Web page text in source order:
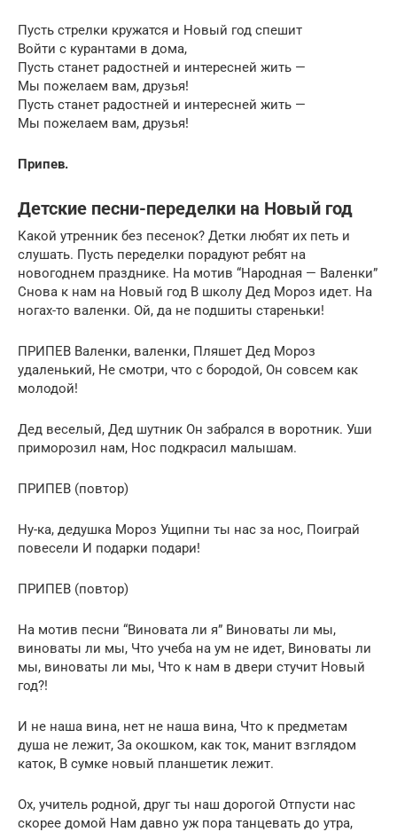
Пусть стрелки кружатся и Новый год спешит
Войти с курантами в дома,
Пусть станет радостней и интересней жить —
Мы пожелаем вам, друзья!
Пусть станет радостней и интересней жить —
Мы пожелаем вам, друзья!
Припев.
Детские песни-переделки на Новый год
Какой утренник без песенок? Детки любят их петь и
слушать. Пусть переделки порадуют ребят на
новогоднем празднике. На мотив “Народная — Валенки”
Снова к нам на Новый год В школу Дед Мороз идет. На
ногах-то валенки. Ой, да не подшиты стареньки!
ПРИПЕВ Валенки, валенки, Пляшет Дед Мороз
удаленький, Не смотри, что с бородой, Он совсем как
молодой!
Дед веселый, Дед шутник Он забрался в воротник. Уши
приморозил нам, Нос подкрасил малышам.
ПРИПЕВ (повтор)
Ну-ка, дедушка Мороз Ущипни ты нас за нос, Поиграй
повесели И подарки подари!
ПРИПЕВ (повтор)
На мотив песни “Виновата ли я” Виноваты ли мы,
виноваты ли мы, Что учеба на ум не идет, Виноваты ли
мы, виноваты ли мы, Что к нам в двери стучит Новый
год?!
И не наша вина, нет не наша вина, Что к предметам
душа не лежит, За окошком, как ток, манит взглядом
каток, В сумке новый планшетик лежит.
Ох, учитель родной, друг ты наш дорогой Отпусти нас
скорее домой Нам давно уж пора танцевать до утра,